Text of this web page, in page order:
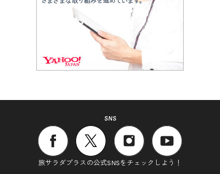
SNS
旅サラダプラスの公式SNSをチェックしよう！